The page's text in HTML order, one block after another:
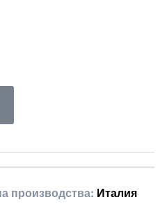
производства: Италия